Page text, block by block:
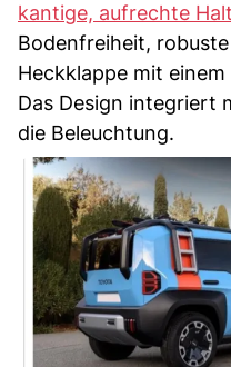
kantige, aufrechte
Bodenfreiheit,
Heckklappe mit
Das Design integriert
die Beleuchtung.